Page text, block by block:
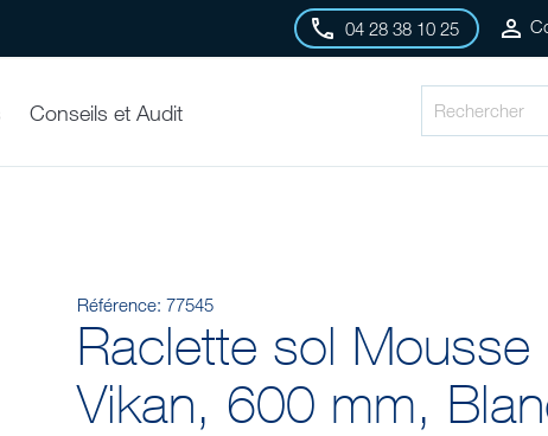
 04 28 38 10 25 
Conseils et Audit
Référence: 77545
Raclette sol Mousse
Vikan, 600 mm,